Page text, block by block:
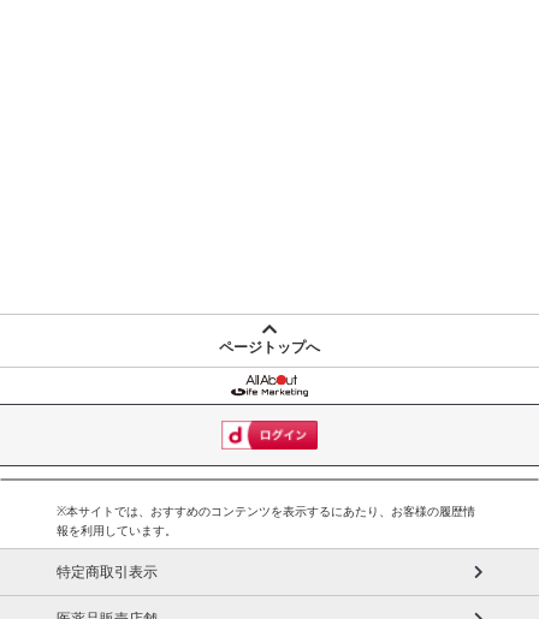
ページトップへ
※本サイトでは、おすすめのコンテンツを表示するにあたり、お客様の履歴情
報を利用しています。
特定商取引表示